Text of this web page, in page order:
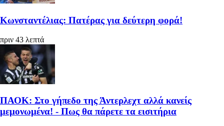
Κωνσταντέλιας: Πατέρας για δεύτερη φορά!
πριν 43 λεπτά
ΠΑΟΚ: Στο γήπεδο της Άντερλεχτ αλλά κανείς
μεμονωμένα! - Πως θα πάρετε τα εισιτήρια